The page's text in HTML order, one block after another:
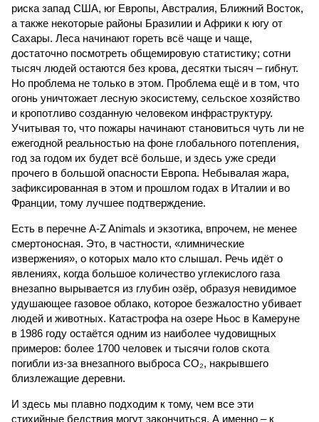
риска запад США, юг Европы, Австралия, Ближний Восток,
а также некоторые районы Бразилии и Африки к югу от
Сахары. Леса начинают гореть всё чаще и чаще,
достаточно посмотреть общемировую статистику; сотни
тысяч людей остаются без крова, десятки тысяч – гибнут.
Но проблема не только в этом. Проблема ещё и в том, что
огонь уничтожает лесную экосистему, сельское хозяйство
и кропотливо созданную человеком инфраструктуру.
Учитывая то, что пожары начинают становиться чуть ли не
ежегодной реальностью на фоне глобального потепления,
год за годом их будет всё больше, и здесь уже среди
прочего в большой опасности Европа. Небывалая жара,
зафиксированная в этом и прошлом годах в Италии и во
Франции, тому лучшее подтверждение.
Есть в перечне A-Z Animals и экзотика, впрочем, не менее
смертоносная. Это, в частности, «лимнические
извержения», о которых мало кто слышал. Речь идёт о
явлениях, когда большое количество углекислого газа
внезапно вырывается из глубин озёр, образуя невидимое
удушающее газовое облако, которое безжалостно убивает
людей и животных. Катастрофа на озере Ньос в Камеруне
в 1986 году остаётся одним из наиболее чудовищных
примеров: более 1700 человек и тысячи голов скота
погибли из-за внезапного выброса CO₂, накрывшего
близлежащие деревни.
И здесь мы плавно подходим к тому, чем все эти
стихийные бедствия могут закончиться. А именно – к